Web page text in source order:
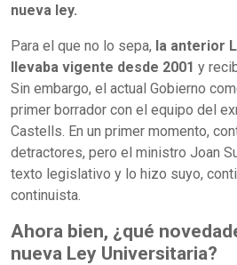
nueva ley.
Para el que no lo sepa, la anterior
llevaba vigente desde 2001 y
Sin embargo, el actual Gobierno
primer borrador con el equipo del
Castells. En un primer momento,
detractores, pero el ministro Joan
texto legislativo y lo hizo suyo,
continuista.
Ahora bien, ¿qué
nueva Ley Universitaria?